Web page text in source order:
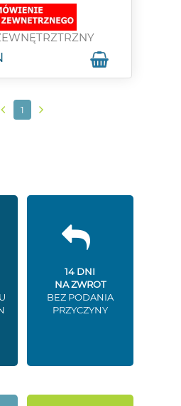
1
14 DNI
NA ZWROT
BEZ PODANIA
PRZYCZYNY